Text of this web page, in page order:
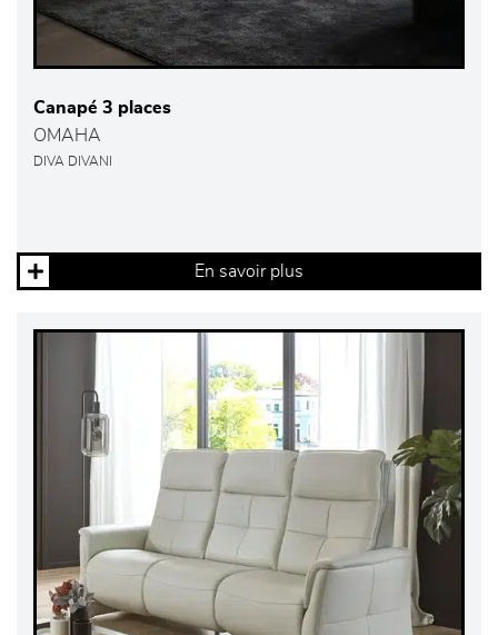
Canapé 3 places
OMAHA
DIVA DIVANI
En savoir plus